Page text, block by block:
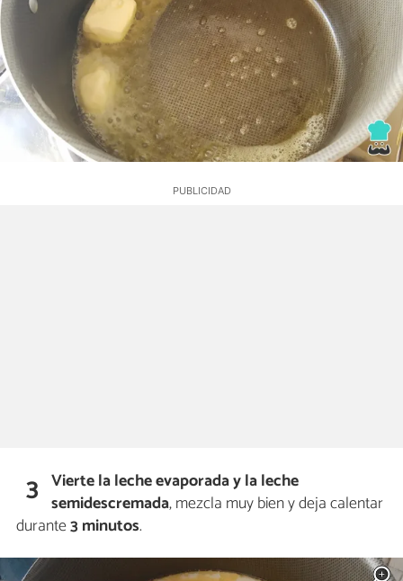
3 Vierte la leche evaporada y la leche
semidescremada, mezcla muy bien y deja calentar
durante3 minutos.